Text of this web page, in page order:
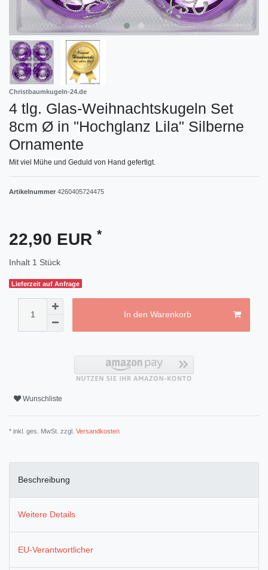
Christbaumkugeln-24.de
4 tlg. Glas-Weihnachtskugeln Set
8cm Ø in "Hochglanz Lila" Silberne
Ornamente
Mit viel Mühe und Geduld von Hand gefertigt.
Artikelnummer 4260405724475
22,90 EUR *
Inhalt 1 Stück
Lieferzeit auf Anfrage
In den Warenkorb
Wunschliste
* inkl. ges. MwSt. zzgl. Versandkosten
Beschreibung
Weitere Details
EU-Verantwortlicher